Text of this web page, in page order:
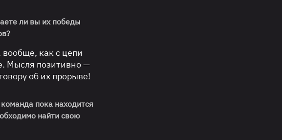
ли вы их победы
вообще, как с цепи
Мысля позитивно —
об их прорыве!
пока находится
найти свою